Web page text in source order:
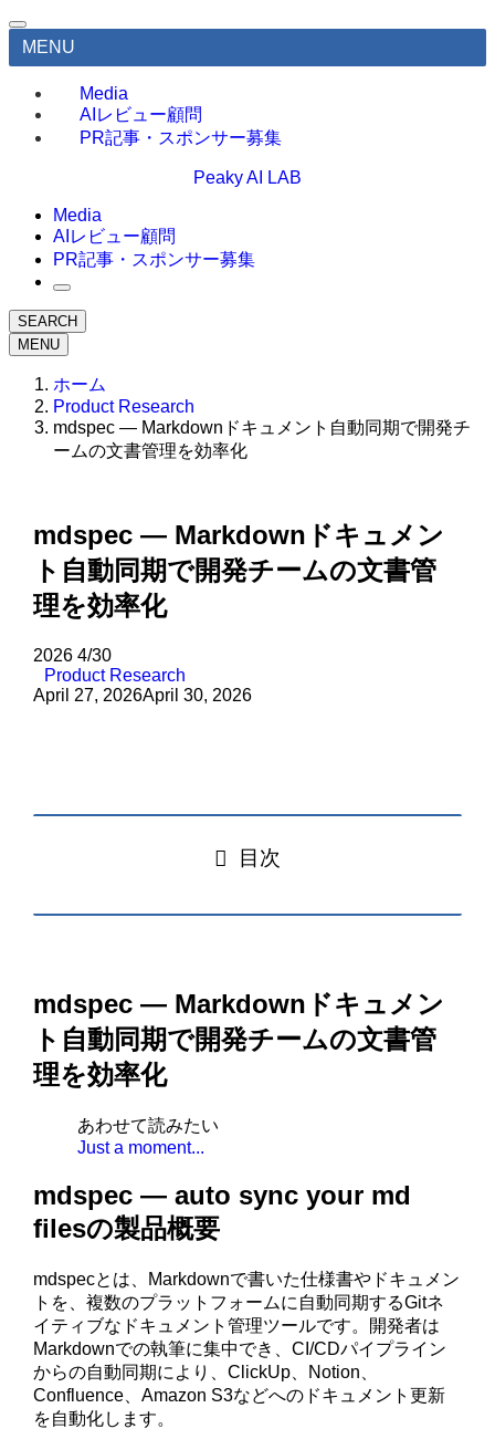
MENU
Media
AIレビュー顧問
PR記事・スポンサー募集
Peaky AI LAB
Media
AIレビュー顧問
PR記事・スポンサー募集
SEARCH
MENU
ホーム
Product Research
mdspec — Markdownドキュメント自動同期で開発チ
ームの文書管理を効率化
mdspec — Markdownドキュメン
ト自動同期で開発チームの文書管
理を効率化
2026 4/30
Product Research
April 27, 2026April 30, 2026
目次
mdspec — Markdownドキュメン
ト自動同期で開発チームの文書管
理を効率化
あわせて読みたい
Just a moment...
mdspec — auto sync your md
filesの製品概要
mdspecとは、Markdownで書いた仕様書やドキュメン
トを、複数のプラットフォームに自動同期するGitネ
イティブなドキュメント管理ツールです。開発者は
Markdownでの執筆に集中でき、CI/CDパイプライン
からの自動同期により、ClickUp、Notion、
Confluence、Amazon S3などへのドキュメント更新
を自動化します。